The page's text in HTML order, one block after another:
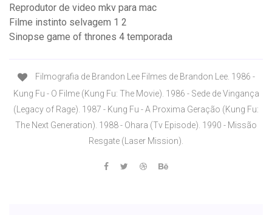
Reprodutor de video mkv para mac
Filme instinto selvagem 1 2
Sinopse game of thrones 4 temporada
Filmografia de Brandon Lee Filmes de Brandon Lee. 1986 -
Kung Fu - O Filme (Kung Fu: The Movie). 1986 - Sede de Vingança
(Legacy of Rage). 1987 - Kung Fu - A Proxima Geração (Kung Fu:
The Next Generation). 1988 - Ohara (Tv Episode). 1990 - Missão
Resgate (Laser Mission).